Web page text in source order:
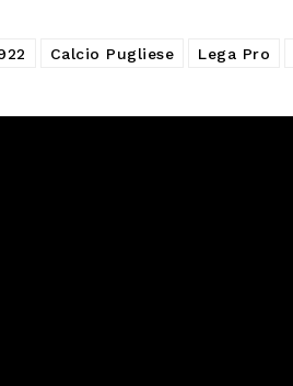
Calcio Pugliese Lega Pro